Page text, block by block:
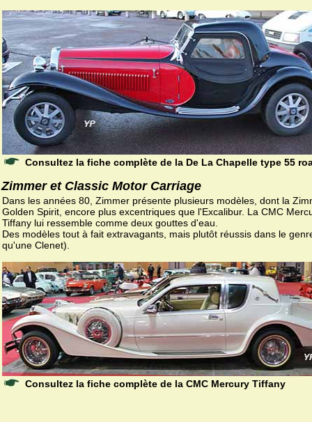
Consultez la fiche complète de la De La Chapelle type 55
Zimmer et Classic Motor Carriage
Dans les années 80, Zimmer présente plusieurs modèles, dont la
Golden Spirit, encore plus excentriques que l'Excalibur. La CMC
Tiffany lui ressemble comme deux gouttes d'eau.
Des modèles tout à fait extravagants, mais plutôt réussis dans le
qu'une Clenet).
Consultez la fiche complète de la CMC Mercury Tiffany